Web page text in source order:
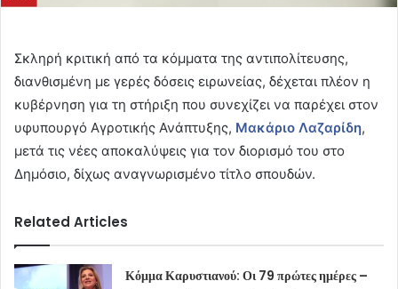
Σκληρή κριτική από τα κόμματα της αντιπολίτευσης,
διανθισμένη με γερές δόσεις ειρωνείας, δέχεται πλέον η
κυβέρνηση για τη στήριξη που συνεχίζει να παρέχει στον
υφυπουργό Αγροτικής Ανάπτυξης, Μακάριο Λαζαρίδη,
μετά τις νέες αποκαλύψεις για τον διορισμό του στο
Δημόσιο, δίχως αναγνωρισμένο τίτλο σπουδών.
Related Articles
Κόμμα Καρυστιανού: Οι 79 πρώτες ημέρες –